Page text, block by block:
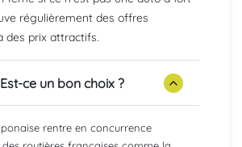
régulièrement des offres
des prix attractifs.
ce un bon choix ?
rentre en concurrence